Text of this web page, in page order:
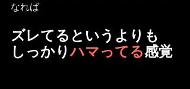
なれば
ズレてるというよりも
しっかりハマってる感覚